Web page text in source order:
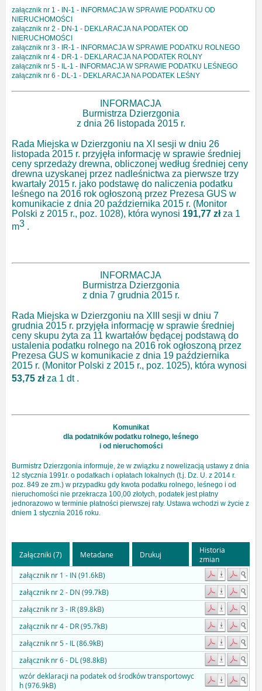
załącznik nr 1 - IN-1 - INFORMACJA W SPRAWIE PODATKU OD
NIERUCHOMOŚCI
załącznik nr 2 - DN-1 - DEKLARACJA NA PODATEK OD
NIERUCHOMOŚCI
załącznik nr 3 - IR-1 - INFORMACJA W SPRAWIE PODATKU ROLNEGO
załącznik nr 4 - DR-1 - DEKLARACJA NA PODATEK ROLNY
załącznik nr 5 - IL-1 - INFORMACJA W SPRAWIE PODATKU LEŚNEGO
załącznik nr 6 - DL-1 - DEKLARACJA NA PODATEK LEŚNY
INFORMACJA
Burmistrza Dzierzgonia
z dnia 26 listopada 2015 r.
Rada Miejska w Dzierzgoniu na XI sesji w dniu 26
listopada 2015 r. przyjęła informację w sprawie średniej
ceny sprzedaży drewna, obliczonej według średniej ceny
drewna uzyskanej przez nadleśnictwa za pierwsze trzy
kwartały 2015 r. jako podstawę do naliczenia podatku
leśnego na 2016 rok ogłoszoną przez Prezesa GUS w
komunikacie z dnia 20 października 2015 r. (Monitor
Polski z 2015 r., poz. 1028), która wynosi 191,77 złza 1
m3 .
INFORMACJA
Burmistrza Dzierzgonia
z dnia 7 grudnia 2015 r.
Rada Miejska w Dzierzgoniu na XIII sesji w dniu 7
grudnia 2015 r. przyjęła informację w sprawie średniej
ceny skupu żyta za 11 kwartałów będącej podstawą do
ustalenia podatku rolnego na 2016 rok ogłoszoną przez
Prezesa GUS w komunikacie z dnia 19 października
2015 r. (Monitor Polski z 2015 r., poz. 1025), która wynosi
53,75 złza 1 dt .
Komunikat
dla podatników podatku rolnego, leśnego
i od nieruchomości
Burmistrz Dzierzgonia informuje, że w związku z nowelizacją ustawy z dnia
12 stycznia 1991r. o podatkach i opłatach lokalnych (t.j. Dz. U. z 2014 r.
poz. 849 ze zm.) w przypadku gdy kwota podatku rolnego, leśnego i od
nieruchomości nie przekracza 100,00 złotych, podatek jest płatny
jednorazowo w terminie płatności pierwszej raty. Ustawa wchodzi w życie z
dniem 1 stycznia 2016 roku.
Załączniki (7) Metadane Drukuj
Historia
zmian
załącznik nr 1 - IN (91.6kB)
załącznik nr 2 - DN (99.7kB)
załącznik nr 3 - IR (89.8kB)
załącznik nr 4 - DR (95.7kB)
załącznik nr 5 - IL (86.9kB)
załącznik nr 6 - DL (98.8kB)
wzór deklaracji na podatek od środków transportowyc
h (976.9kB)